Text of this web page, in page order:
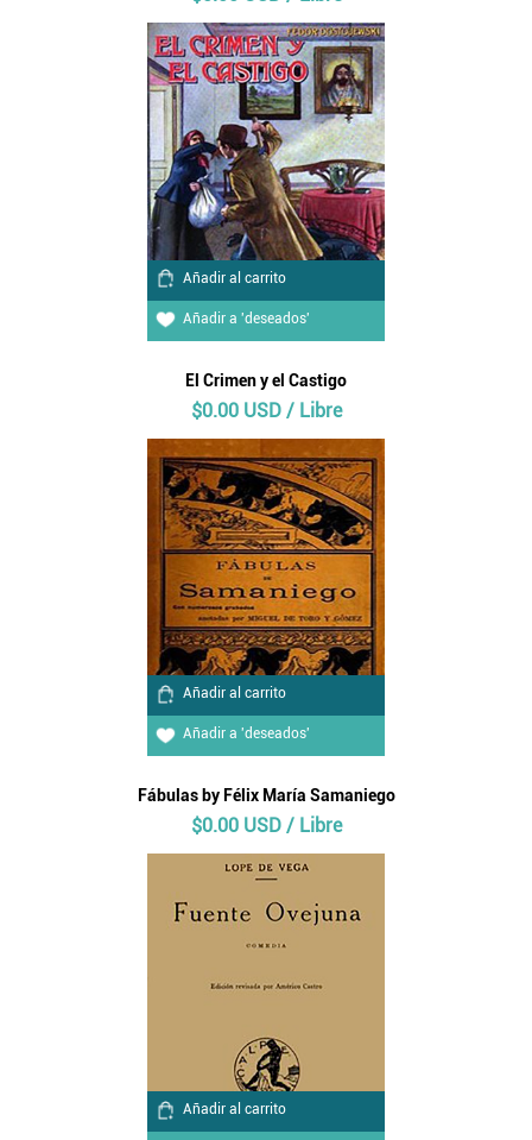
Añadir al carrito
Añadir a 'deseados'
El Crimen y el Castigo
$0.00 USD / Libre
Añadir al carrito
Añadir a 'deseados'
Fábulas by Félix María Samaniego
$0.00 USD / Libre
Añadir al carrito